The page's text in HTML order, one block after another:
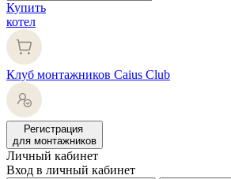
Купить
котел
Клуб монтажников Caius Club
Регистрация
для монтажников
Личный кабинет
Вход в личный кабинет